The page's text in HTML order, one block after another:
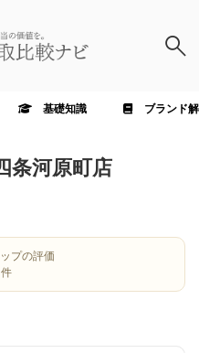
基礎知識 ブランド
条河原町店
プの評価